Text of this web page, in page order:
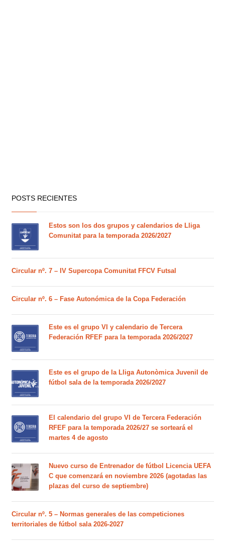
POSTS RECIENTES
Estos son los dos grupos y calendarios de Lliga
Comunitat para la temporada 2026/2027
Circular nº. 7 – IV Supercopa Comunitat FFCV Futsal
Circular nº. 6 – Fase Autonómica de la Copa Federación
Este es el grupo VI y calendario de Tercera
Federación RFEF para la temporada 2026/2027
Este es el grupo de la Lliga Autonòmica Juvenil de
fútbol sala de la temporada 2026/2027
El calendario del grupo VI de Tercera Federación
RFEF para la temporada 2026/27 se sorteará el
martes 4 de agosto
Nuevo curso de Entrenador de fútbol Licencia UEFA
C que comenzará en noviembre 2026 (agotadas las
plazas del curso de septiembre)
Circular nº. 5 – Normas generales de las competiciones
territoriales de fútbol sala 2026-2027